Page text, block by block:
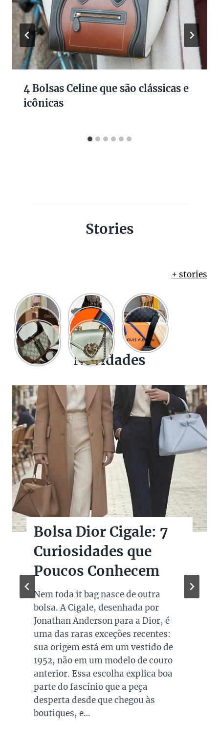
4 Bolsas Celine que são clássicas e
icônicas
Stories
+ stories
Novidades
Bolsas Pretas de
Marcas de Luxo na
Super Sale dos Pais
Quando falamos de cores de bolsas,
os modelos em preto são os mais
queridos e tradicionais, estando
presente no guarda roupa de quase
todas as mulheres. Esta é uma cor
versátil, clássica e atemporal e
investir em peças neste tom garante
combinações para quase todo look
que usamos, sejam eles para
ocasiões casuais ou mais…